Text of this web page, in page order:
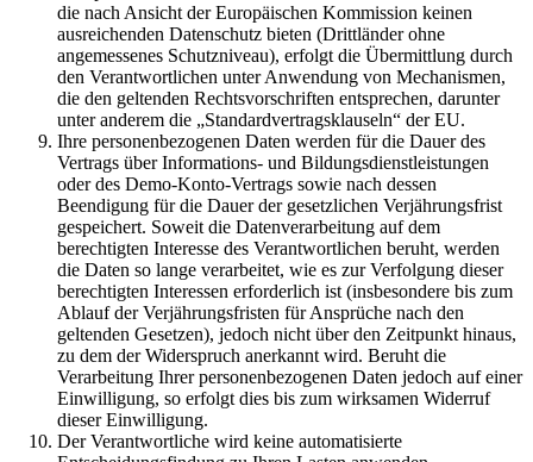
die nach Ansicht der Europäischen Kommission keinen
ausreichenden Datenschutz bieten (Drittländer ohne
angemessenes Schutzniveau), erfolgt die Übermittlung durch
den Verantwortlichen unter Anwendung von Mechanismen,
die den geltenden Rechtsvorschriften entsprechen, darunter
unter anderem die „Standardvertragsklauseln“ der EU.
Ihre personenbezogenen Daten werden für die Dauer des
Vertrags über Informations- und Bildungsdienstleistungen
oder des Demo-Konto-Vertrags sowie nach dessen
Beendigung für die Dauer der gesetzlichen Verjährungsfrist
gespeichert. Soweit die Datenverarbeitung auf dem
berechtigten Interesse des Verantwortlichen beruht, werden
die Daten so lange verarbeitet, wie es zur Verfolgung dieser
berechtigten Interessen erforderlich ist (insbesondere bis zum
Ablauf der Verjährungsfristen für Ansprüche nach den
geltenden Gesetzen), jedoch nicht über den Zeitpunkt hinaus,
zu dem der Widerspruch anerkannt wird. Beruht die
Verarbeitung Ihrer personenbezogenen Daten jedoch auf einer
Einwilligung, so erfolgt dies bis zum wirksamen Widerruf
dieser Einwilligung.
Der Verantwortliche wird keine automatisierte